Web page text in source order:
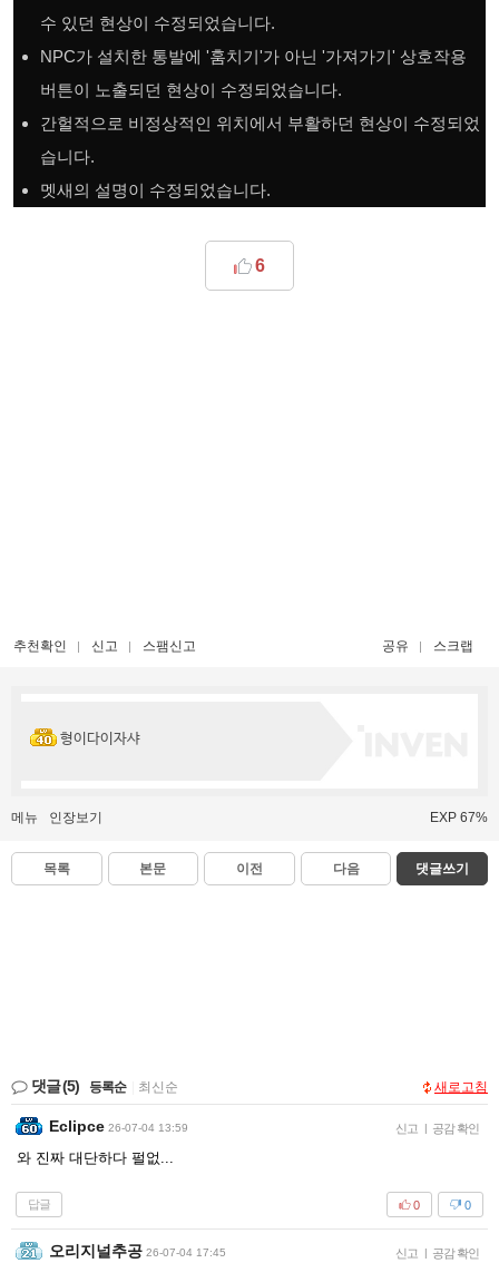
수 있던 현상이 수정되었습니다.
NPC가 설치한 통발에 '훔치기'가 아닌 '가져가기' 상호작용
버튼이 노출되던 현상이 수정되었습니다.
간헐적으로 비정상적인 위치에서 부활하던 현상이 수정되었
습니다.
멧새의 설명이 수정되었습니다.
6
추천확인 신고 스팸신고 공유 스크랩
형이다이자샤
메뉴 인장보기 EXP 67%
목록 본문 이전 다음 댓글쓰기
댓글(5) 등록순 최신순 새로고침
Eclipce 26-07-04 13:59 신고 | 공감 확인
와 진짜 대단하다 펄없...
답글 0
0
오리지널추공 26-07-04 17:45 신고 | 공감 확인